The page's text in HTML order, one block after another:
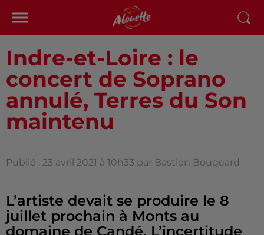
Indre-et-Loire : le
concert de Soprano
annulé, Terres du Son
maintenu
Publié : 23 avril 2021 à 10h33 par Bastien Bougeard
L’artiste devait se produire le 8
juillet prochain à Monts au
domaine de Candé. L’incertitude